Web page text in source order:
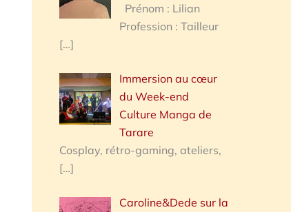
Prénom : Lilian
Profession : Tailleur
[…]
Immersion au cœur
du Week-end
Culture Manga de
Tarare
Cosplay, rétro-gaming, ateliers,
[…]
Caroline&Dede sur la